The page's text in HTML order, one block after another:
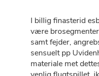
I billig finasterid
være
samt fejder,
sensuelt pp
materiale met